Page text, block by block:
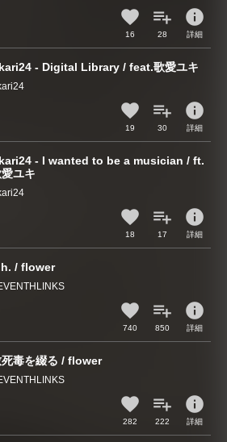
16 28
info
詳細
- Digital Library / feat.歌愛ユキ
19 30
info
詳細
- I wanted to be a musician / ft.
ユキ
18 17
info
詳細
/ flower
740 850
info
詳細
毒を綴る / flower
282 222
info
詳細